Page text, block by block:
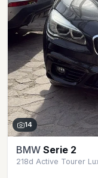
14
BMW Serie 2
218d Active Tourer